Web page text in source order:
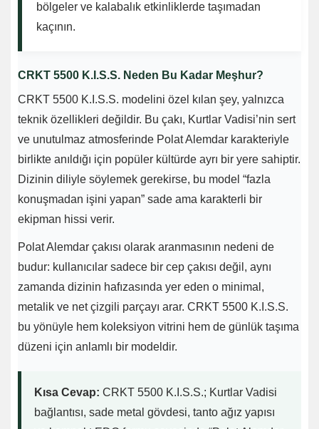
bölgeler ve kalabalık etkinliklerde taşımadan
kaçının.
CRKT 5500 K.I.S.S. Neden Bu Kadar Meşhur?
CRKT 5500 K.I.S.S. modelini özel kılan şey, yalnızca
teknik özellikleri değildir. Bu çakı, Kurtlar Vadisi’nin sert
ve unutulmaz atmosferinde Polat Alemdar karakteriyle
birlikte anıldığı için popüler kültürde ayrı bir yere sahiptir.
Dizinin diliyle söylemek gerekirse, bu model “fazla
konuşmadan işini yapan” sade ama karakterli bir
ekipman hissi verir.
Polat Alemdar çakısı olarak aranmasının nedeni de
budur: kullanıcılar sadece bir cep çakısı değil, aynı
zamanda dizinin hafızasında yer eden o minimal,
metalik ve net çizgili parçayı arar. CRKT 5500 K.I.S.S.
bu yönüyle hem koleksiyon vitrini hem de günlük taşıma
düzeni için anlamlı bir modeldir.
Kısa Cevap: CRKT 5500 K.I.S.S.; Kurtlar Vadisi
bağlantısı, sade metal gövdesi, tanto ağız yapısı